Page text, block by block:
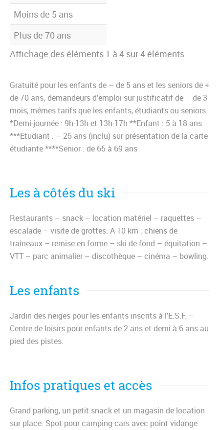
Moins de 5 ans
Plus de 70 ans
Affichage des éléments 1 à 4 sur 4 éléments
Gratuité pour les enfants de – de 5 ans et les seniors de +
de 70 ans; demandeurs d’emploi sur justificatif de – de 3
mois, mêmes tarifs que les enfants, étudiants ou seniors.
*Demi-journée : 9h-13h et 13h-17h **Enfant : 5 à 18 ans
***Etudiant : – 25 ans (inclu) sur présentation de la carte
étudiante ****Senior : de 65 à 69 ans
Les à côtés du ski
Restaurants – snack – location matériel – raquettes –
escalade – visite de grottes. A 10 km : chiens de
traîneaux – remise en forme – ski de fond – équitation –
VTT – parc animalier – discothèque – cinéma – bowling.
Les enfants
Jardin des neiges pour les enfants inscrits à l’E.S.F. –
Centre de loisirs pour enfants de 2 ans et demi à 6 ans au
pied des pistes.
Infos pratiques et accès
Grand parking, un petit snack et un magasin de location
sur place. Spot pour camping-cars avec point vidange